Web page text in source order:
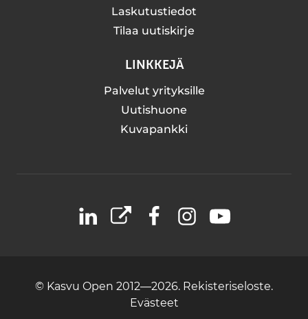
Laskutustiedot
Tilaa uutiskirje
LINKKEJÄ
Palvelut yrityksille
Uutishuone
Kuvapankki
LinkedIn
X FacebookInstagramYouTube
© Kasvu Open 2012—2026. Rekisteriseloste.
Evästeet